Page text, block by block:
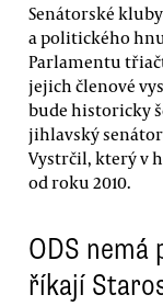
Senátorské
a politického
Parlamentu
jejich členové
bude historicky
jihlavský
Vystrčil, který v
od roku 2010.
ODS
říkají